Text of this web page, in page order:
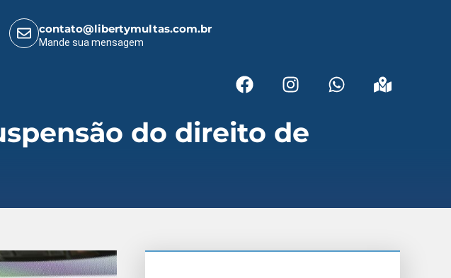
contato@libertymultas.com.br
Mande sua mensagem
do direito de